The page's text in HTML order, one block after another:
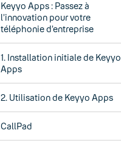
Keyyo Apps : Passez à
l’innovation pour votre
téléphonie d’entreprise
1. Installation initiale de Keyyo
Apps
2. Utilisation de Keyyo Apps
CallPad